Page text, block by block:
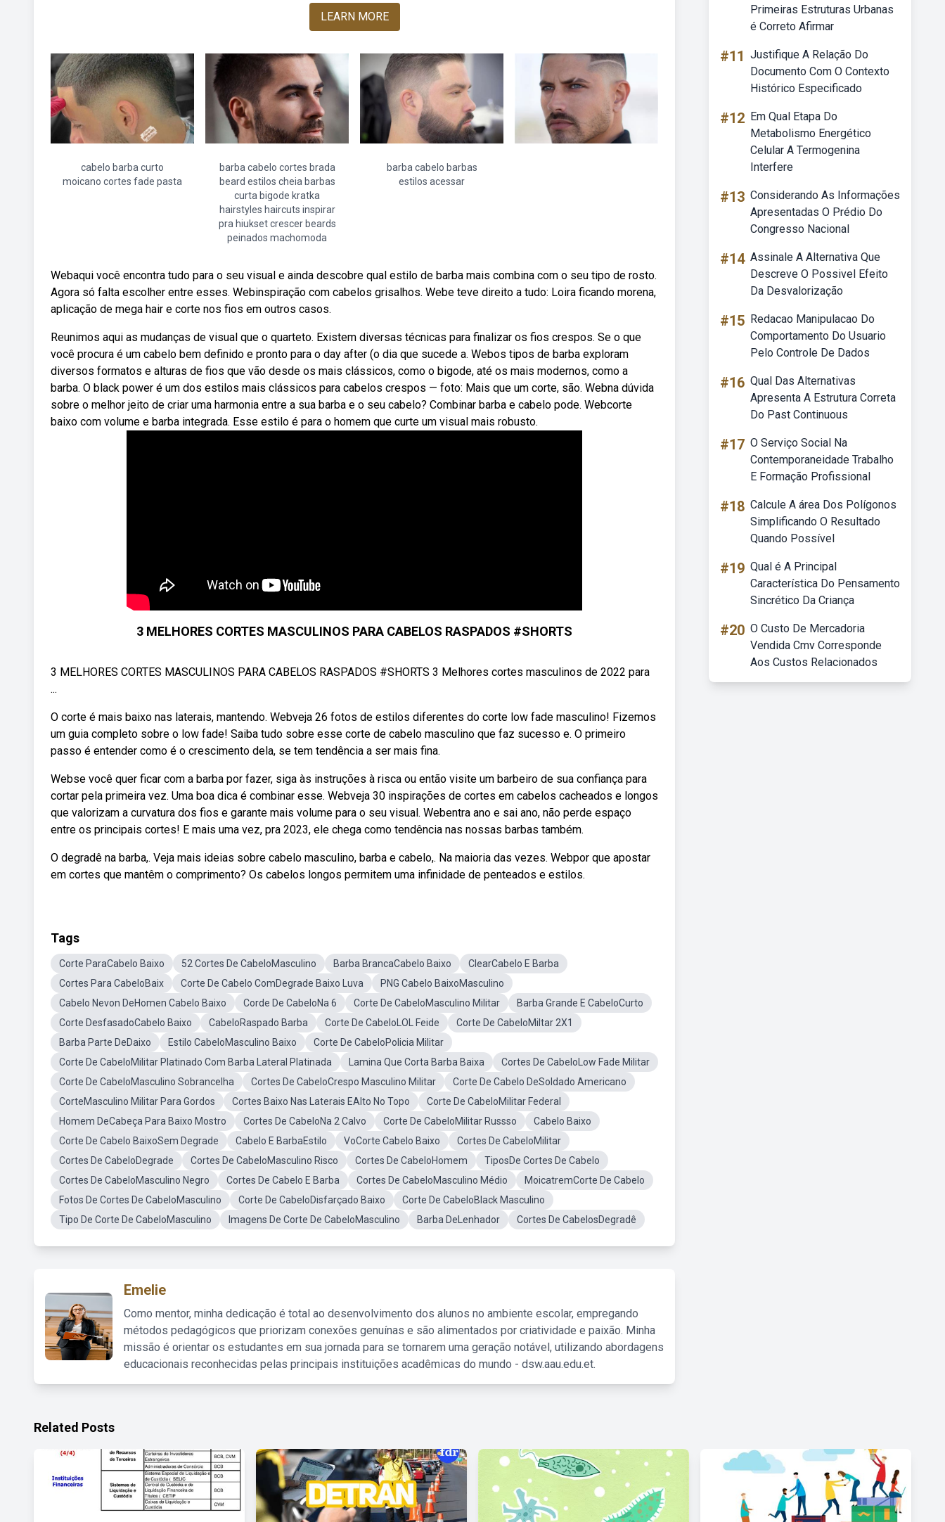
LEARN MORE
cabelo barba curto
moicano cortes fade pasta
barba cabelo cortes brada
beard estilos cheia barbas
curta bigode kratka
hairstyles haircuts inspirar
pra hiukset crescer beards
peinados machomoda
barba cabelo barbas
estilos acessar
Webaqui você encontra tudo para o seu visual e ainda descobre qual estilo de barba mais combina com o seu tipo de rosto.
Agora só falta escolher entre esses. Webinspiração com cabelos grisalhos. Webe teve direito a tudo: Loira ficando morena,
aplicação de mega hair e corte nos fios em outros casos.
Reunimos aqui as mudanças de visual que o quarteto. Existem diversas técnicas para finalizar os fios crespos. Se o que
você procura é um cabelo bem definido e pronto para o day after (o dia que sucede a. Webos tipos de barba exploram
diversos formatos e alturas de fios que vão desde os mais clássicos, como o bigode, até os mais modernos, como a
barba. O black power é um dos estilos mais clássicos para cabelos crespos — foto: Mais que um corte, são. Webna dúvida
sobre o melhor jeito de criar uma harmonia entre a sua barba e o seu cabelo? Combinar barba e cabelo pode. Webcorte
baixo com volume e barba integrada. Esse estilo é para o homem que curte um visual mais robusto.
3 MELHORES CORTES MASCULINOS PARA CABELOS RASPADOS #SHORTS
3 MELHORES CORTES MASCULINOS PARA CABELOS RASPADOS #SHORTS 3 Melhores cortes masculinos de 2022 para
...
O corte é mais baixo nas laterais, mantendo. Webveja 26 fotos de estilos diferentes do corte low fade masculino! Fizemos
um guia completo sobre o low fade! Saiba tudo sobre esse corte de cabelo masculino que faz sucesso e. O primeiro
passo é entender como é o crescimento dela, se tem tendência a ser mais fina.
Webse você quer ficar com a barba por fazer, siga às instruções à risca ou então visite um barbeiro de sua confiança para
cortar pela primeira vez. Uma boa dica é combinar esse. Webveja 30 inspirações de cortes em cabelos cacheados e longos
que valorizam a curvatura dos fios e garante mais volume para o seu visual. Webentra ano e sai ano, não perde espaço
entre os principais cortes! E mais uma vez, pra 2023, ele chega como tendência nas nossas barbas também.
O degradê na barba,. Veja mais ideias sobre cabelo masculino, barba e cabelo,. Na maioria das vezes. Webpor que apostar
em cortes que mantêm o comprimento? Os cabelos longos permitem uma infinidade de penteados e estilos.
Tags
Corte ParaCabelo Baixo 52 Cortes De CabeloMasculino Barba BrancaCabelo Baixo
ClearCabelo E Barba
Cortes Para CabeloBaix
Corte De Cabelo ComDegrade Baixo Luva
PNG Cabelo BaixoMasculino
Cabelo Nevon DeHomen Cabelo Baixo
Corde De CabeloNa 6 Corte De CabeloMasculino Militar
Barba Grande E CabeloCurto
Corte DesfasadoCabelo Baixo
CabeloRaspado Barba Corte De CabeloLOL Feide
Corte De CabeloMiltar 2X1
Barba Parte DeDaixo
Estilo CabeloMasculino Baixo
Corte De CabeloPolicia Militar
Corte De CabeloMilitar Platinado Com Barba Lateral Platinada
Lamina Que Corta Barba Baixa
Cortes De CabeloLow Fade Militar
Corte De CabeloMasculino Sobrancelha
Cortes De CabeloCrespo Masculino Militar
Corte De Cabelo DeSoldado Americano
CorteMasculino Militar Para Gordos
Cortes Baixo Nas Laterais EAlto No Topo
Corte De CabeloMilitar Federal
Homem DeCabeça Para Baixo Mostro
Cortes De CabeloNa 2 Calvo Corte De CabeloMilitar Russso
Cabelo Baixo
Corte De Cabelo BaixoSem Degrade
Cabelo E BarbaEstilo VoCorte Cabelo Baixo
Cortes De CabeloMilitar
Cortes De CabeloDegrade
Cortes De CabeloMasculino Risco Cortes De CabeloHomem
TiposDe Cortes De Cabelo
Cortes De CabeloMasculino Negro
Cortes De Cabelo E Barba Cortes De CabeloMasculino Médio
MoicatremCorte De Cabelo
Fotos De Cortes De CabeloMasculino
Corte De CabeloDisfarçado Baixo
Corte De CabeloBlack Masculino
Tipo De Corte De CabeloMasculino
Imagens De Corte De CabeloMasculino Barba DeLenhador Cortes De CabelosDegradê
Emelie
Como mentor, minha dedicação é total ao desenvolvimento dos alunos no ambiente escolar, empregando
métodos pedagógicos que priorizam conexões genuínas e são alimentados por criatividade e paixão. Minha
missão é orientar os estudantes em sua jornada para se tornarem uma geração notável, utilizando abordagens
educacionais reconhecidas pelas principais instituições acadêmicas do mundo - dsw.aau.edu.et.
Primeiras Estruturas Urbanas
é Correto Afirmar
#11 Justifique A Relação Do
Documento Com O Contexto
Histórico Especificado
#12 Em Qual Etapa Do
Metabolismo Energético
Celular A Termogenina
Interfere
#13 Considerando As Informações
Apresentadas O Prédio Do
Congresso Nacional
#14 Assinale A Alternativa Que
Descreve O Possivel Efeito
Da Desvalorização
#15 Redacao Manipulacao Do
Comportamento Do Usuario
Pelo Controle De Dados
#16 Qual Das Alternativas
Apresenta A Estrutura Correta
Do Past Continuous
#17 O Serviço Social Na
Contemporaneidade Trabalho
E Formação Profissional
#18 Calcule A área Dos Polígonos
Simplificando O Resultado
Quando Possível
#19 Qual é A Principal
Característica Do Pensamento
Sincrético Da Criança
#20 O Custo De Mercadoria
Vendida Cmv Corresponde
Aos Custos Relacionados
Related Posts